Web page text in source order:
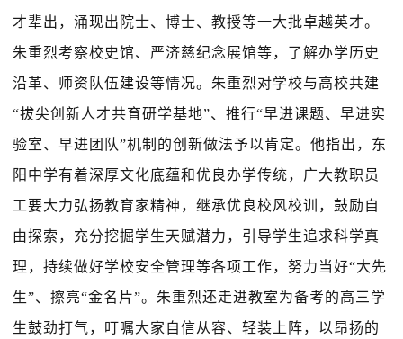
才辈出，涌现出院士、博士、教授等一大批卓越英才。
朱重烈考察校史馆、严济慈纪念展馆等， 了解办学历史
沿革、师资队伍建设等情况。朱重烈对学校与高校共建
“拔尖创新人才共育研学基地”、推行“早进课题、早进实
验室、早进团队”机制的创新做法予以肯定。他指出，东
阳中学有着深厚文化底蕴和优良办学传统，广大教职员
工要大力弘扬教育家精神，继承优良校风校训，鼓励自
由探索，充分挖掘学生天赋潜力，引导学生追求科学真
理，持续做好学校安全管理等各项工作，努力当好“大先
生”、擦亮“金名片”。朱重烈还走进教室为备考的高三学
生鼓劲打气，叮嘱大家自信从容、轻装上阵，以昂扬的